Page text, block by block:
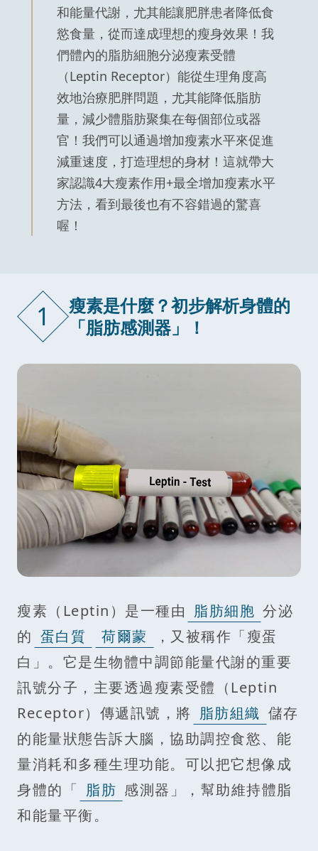
和能量代謝，尤其能讓肥胖患者降低食
慾食量，從而達成理想的瘦身效果！我
們體內的脂肪細胞分泌瘦素受體
（Leptin Receptor）能從生理角度高
效地治療肥胖問題，尤其能降低脂肪
量，減少體脂肪聚集在每個部位或器
官！我們可以通過增加瘦素水平來促進
減重速度，打造理想的身材！這就帶大
家認識4大瘦素作用+最全增加瘦素水平
方法，看到最後也有不容錯過的驚喜
喔！
1
瘦素是什麼？初步解析身體的
「脂肪感測器」！
瘦素（Leptin）是一種由 脂肪細胞 分泌
的 蛋白質 荷爾蒙
，又被稱作「瘦蛋
白」。它是生物體中調節能量代謝的重要
訊號分子，主要透過瘦素受體（Leptin
Receptor）傳遞訊號，將 脂肪組織 儲存
的能量狀態告訴大腦，協助調控食慾、能
量消耗和多種生理功能。可以把它想像成
身體的「 脂肪 感測器」，幫助維持體脂
和能量平衡。